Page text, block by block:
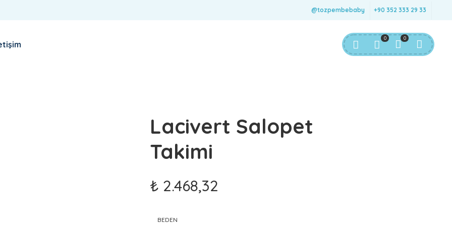
@tozpembebaby +90 352 333 29 33
0
0
Lacivert Salopet
Takimi
₺ 2.468,32
BEDEN